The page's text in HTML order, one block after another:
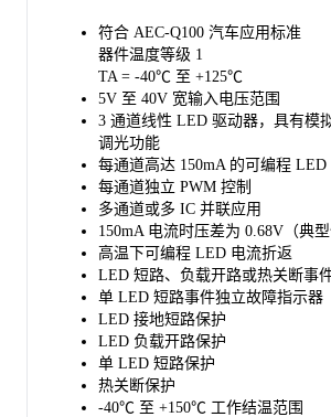
返功能，可降低高结温环境下的功耗。
该器件符合AEC-Q100标准（即汽车电子委员
准），适用于汽车应用。
SGM3778Q 采用绿色环保的TSSOP-16（裸
符合 AEC-Q100 汽车应用标准
器件温度等级 1
TA = -40℃ 至 +125℃
5V 至 40V 宽输入电压范围
3 通道线性 LED 驱动器，具有模
调光功能
每通道高达 150mA 的可编程 LED
每通道独立 PWM 控制
多通道或多 IC 并联应用
150mA 电流时压差为 0.68V（典型
高温下可编程 LED 电流折返
LED 短路、负载开路或热关断事
单 LED 短路事件独立故障指示器
LED 接地短路保护
LED 负载开路保护
单 LED 短路保护
热关断保护
-40℃ 至 +150℃ 工作结温范围